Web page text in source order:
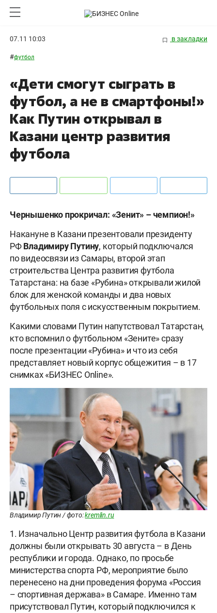
07.11 10:03 в закладки
#футбол
«Дети смогут сыграть в
футбол, а не в смартфоны!»
Как Путин открывал в
Казани центр развития
футбола
Чернышенко прокричал: «Зенит» – чемпион!»
Накануне в Казани презентовали президенту
РФВладимируПутину, который подключался
по видеосвязи из Самары, второй этап
строительства Центра развития футбола
Татарстана: на базе «Рубина» открывали жилой
блок для женской команды и два новых
футбольных поля с искусственным покрытием.
Какими словами Путин напутствовал Татарстан,
кто вспомнил о футбольном «Зените» сразу
после презентации «Рубина» и что из себя
представляет новый корпус общежития – в 17
снимках «БИЗНЕС Online».
Владимир Путин / фото:kremlin.ru
1. Изначально Центр развития футбола в Казани
должны были открывать 30 августа – в День
республики и города. Однако, по просьбе
министерства спорта РФ, мероприятие было
перенесено на дни проведения форума «Россия
– спортивная держава» в Самаре. Именно там
присутствовал Путин, который подключился к